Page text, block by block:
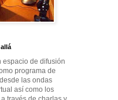
espacio de difusión
programa de
las ondas
así como los